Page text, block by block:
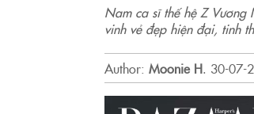
Nam ca sĩ thế hệ Z Vương
vinh vẻ đẹp hiện đại, tinh
Author: Moonie H. 30-07-